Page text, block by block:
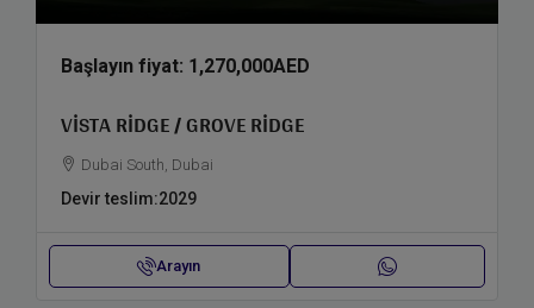
Başlayın fiyat: 1,270,000AED
VISTA RIDGE / GROVE RIDGE
Dubai South, Dubai
Devir teslim:2029
Arayın